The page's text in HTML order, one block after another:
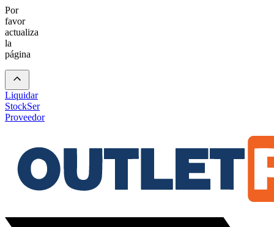
Por
favor
actualiza
la
página
Liquidar
StockSer
Proveedor